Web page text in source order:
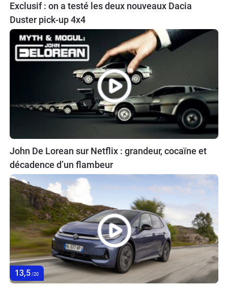
Exclusif : on a testé les deux nouveaux Dacia
Duster pick-up 4x4
John De Lorean sur Netflix : grandeur, cocaïne et
décadence d’un flambeur
13,5 /20